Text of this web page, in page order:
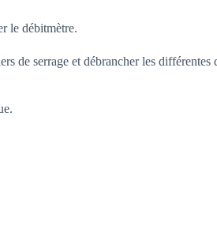
le débitmètre.
de serrage et débrancher les